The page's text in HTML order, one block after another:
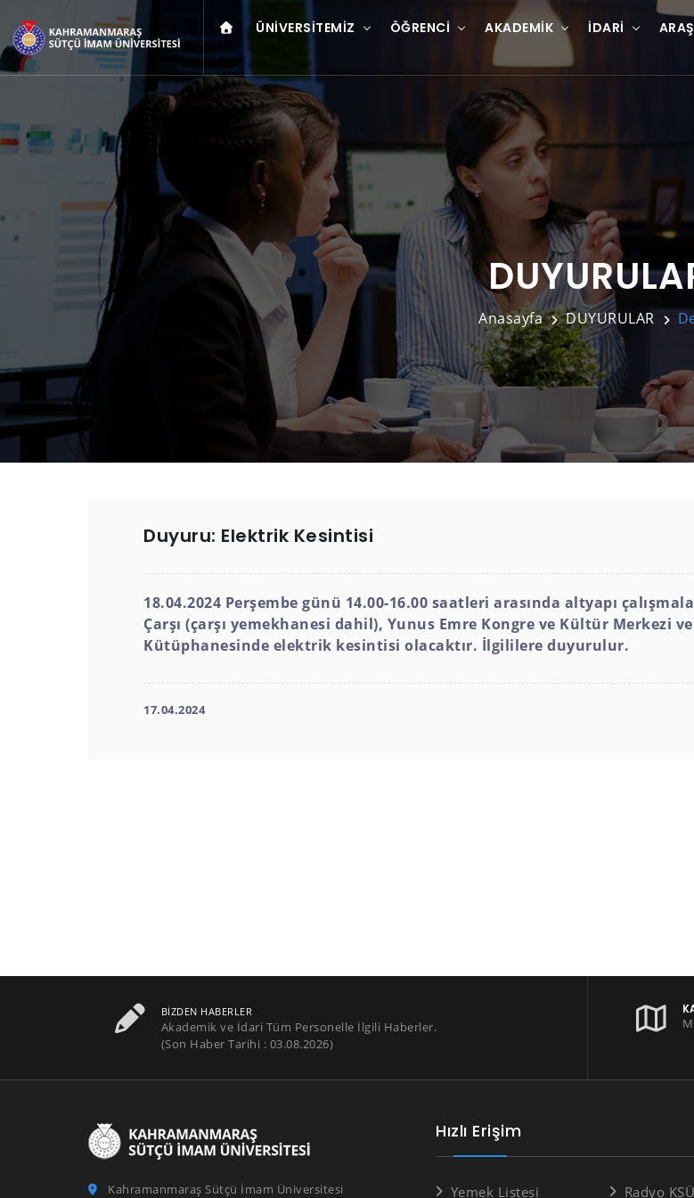
ÜNIVERSITEMIZ ÖĞRENCI AKADEMIK İDARI
Anasayfa DUYURULAR
Duyuru: Elektrik Kesintisi
18.04.2024 Perşembe günü 14.00-16.00 saatleri arasında altyapı
Çarşı (çarşı yemekhanesi dahil), Yunus Emre Kongre ve Kültür Merkezi
Kütüphanesinde elektrik kesintisi olacaktır. İlgililere duyurulur.
17.04.2024
BIZDEN HABERLER
Akademik ve İdari Tüm Personelle İlgili Haberler.
(Son Haber Tarihi : 03.08.2026)
Kahramanmaraş Sütçü İmam Üniversitesi
Hızlı Erişim
Yemek Listesi Radyo KSÜ